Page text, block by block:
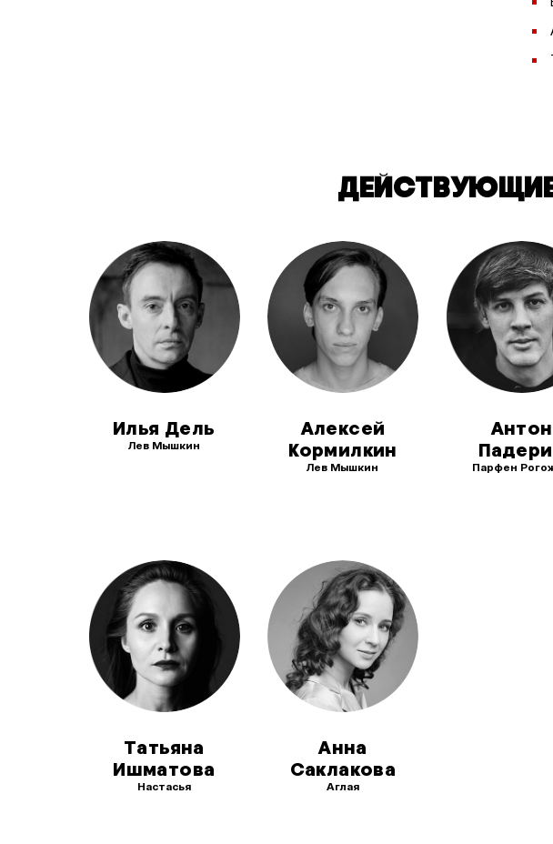
Илья Дель
Лев Мышкин
Алексей
Кормилкин
Лев Мышкин
Антон
Парфен
Татьяна
Ишматова
Настасья
Анна
Саклакова
Аглая